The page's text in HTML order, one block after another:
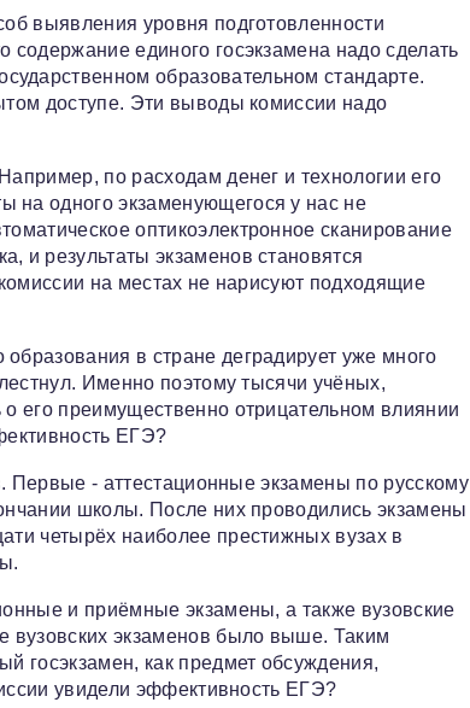
выявления уровня подготовленности
единого госэкзамена надо сделать
образовательном стандарте.
доступе. Эти выводы комиссии надо
по расходам денег и технологии его
на одного экзаменующегося у нас не
оптикоэлектронное сканирование
и результаты экзаменов становятся
на местах не нарисуют подходящие
в стране деградирует уже много
Именно поэтому тысячи учёных,
его преимущественно отрицательном влиянии
ЕГЭ?
Первые - аттестационные экзамены по русскому
школы. После них проводились экзамены
четырёх наиболее престижных вузах в
и приёмные экзамены, а также вузовские
вузовских экзаменов было выше. Таким
госэкзамен, как предмет обсуждения,
увидели эффективность ЕГЭ?